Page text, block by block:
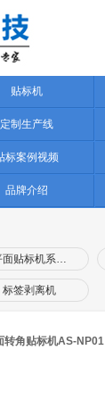
贴标机
定制生产线
标案例视频
品牌介绍
面贴标机系…
标签剥离机
转角贴标机AS-NP01